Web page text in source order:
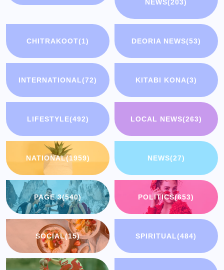
NEWS(203)
CHITRAKOOT(1) DEORIA NEWS(53)
INTERNATIONAL(72) KITABI KONA(3)
LIFESTYLE(492) LOCAL NEWS(263)
NATIONAL(1959) NEWS(27)
PAGE 3(540) POLITICS(653)
SOCIAL(15) SPIRITUAL(484)